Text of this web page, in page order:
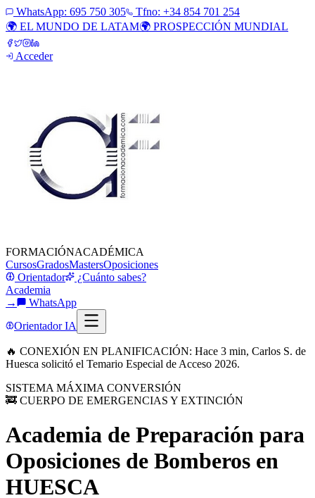
WhatsApp: 695 750 305
Tfno: +34 854 701 254
🌍 EL MUNDO DE LATAM🌍 PROSPECCIÓN MUNDIAL
Acceder
FORMACIÓNACADÉMICA
CursosGradosMastersOposiciones
Orientador
¿Cuánto sabes?
Academia
→
WhatsApp
Orientador IA
🔥 CONEXIÓN EN PLANIFICACIÓN: Hace 3 min, Carlos S. de
Huesca solicitó el Temario Especial de Acceso 2026.
SISTEMA MÁXIMA CONVERSIÓN
🚒 CUERPO DE EMERGENCIAS Y EXTINCIÓN
Academia de Preparación para
Oposiciones de Bomberos en
HUESCA